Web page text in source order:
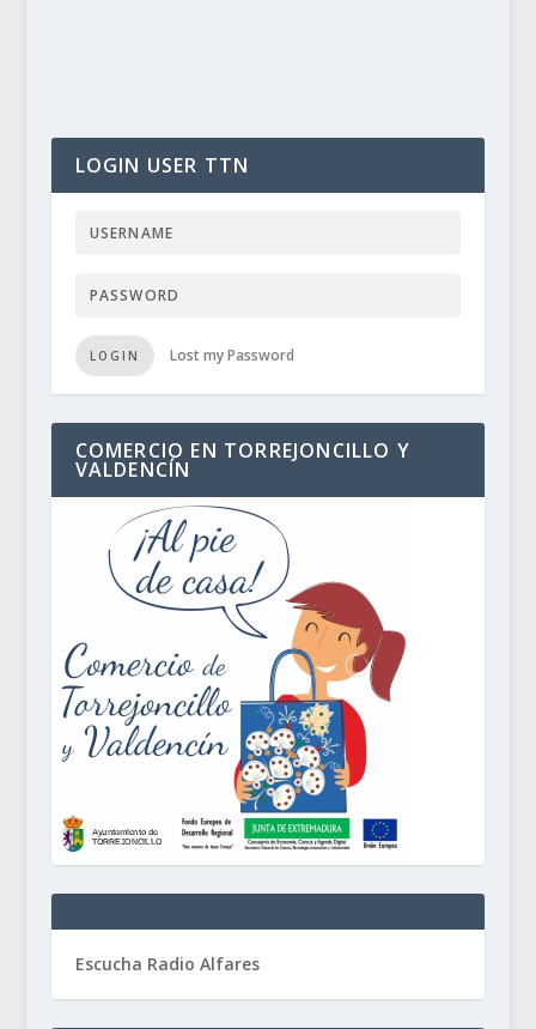
LOGIN USER TTN
LOGIN Lost my Password
COMERCIO EN TORREJONCILLO Y
VALDENCÍN
Escucha Radio Alfares